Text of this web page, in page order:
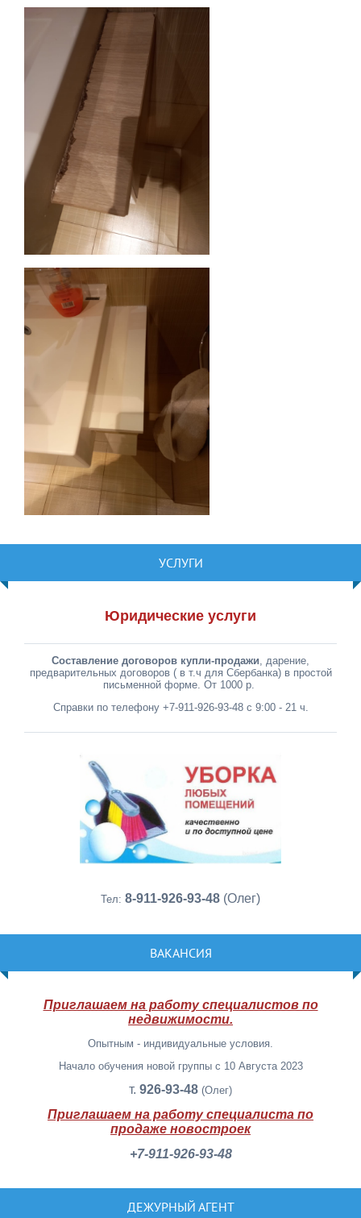
УСЛУГИ
Юридические услуги
Составление договоров купли-продажи, дарение,
предварительных договоров ( в т.ч для Сбербанка) в простой
письменной форме. От 1000 р.
Справки по телефону +7-911-926-93-48 с 9:00 - 21 ч.
Тел: 8-911-926-93-48 (Олег)
ВАКАНСИЯ
Приглашаем на работу специалистов по
недвижимости.
Опытным - индивидуальные условия.
Начало обучения новой группы с 10 Августа 2023
т. 926-93-48 (Олег)
Приглашаем на работу специалиста по
продаже новостроек
+7-911-926-93-48
ДЕЖУРНЫЙ АГЕНТ